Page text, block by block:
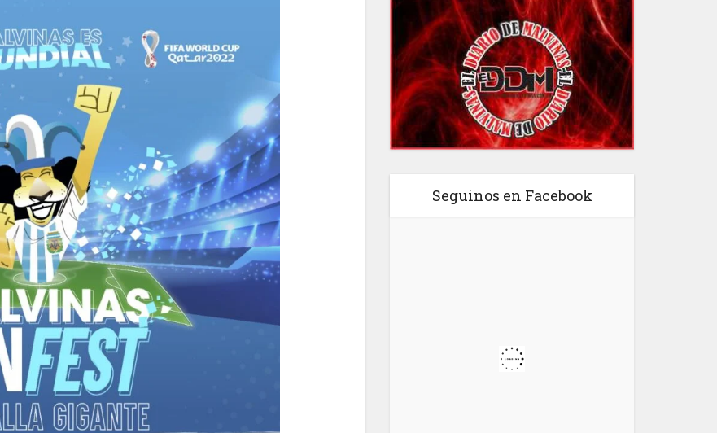
Seguinos en Facebook